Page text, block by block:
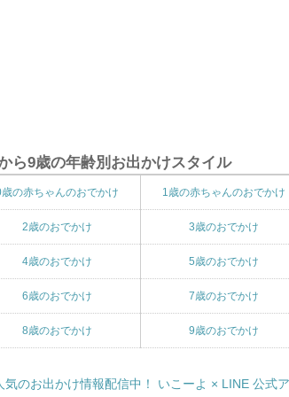
ら9歳の年齢別お出かけスタイル
の赤ちゃんのおでかけ 1歳の赤ちゃんのおでかけ
2歳のおでかけ 3歳のおでかけ
4歳のおでかけ 5歳のおでかけ
6歳のおでかけ 7歳のおでかけ
8歳のおでかけ 9歳のおでかけ